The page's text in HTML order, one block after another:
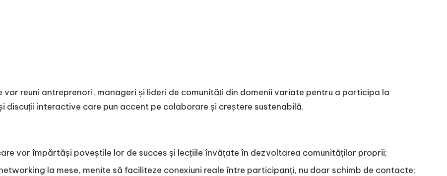
vor reuni antreprenori, manageri și lideri de comunități din domenii variate pentru a participa la
discuții interactive care pun accent pe colaborare și creștere sustenabilă.
vor împărtăși poveștile lor de succes și lecțiile învățate în dezvoltarea comunităților proprii;
la mese, menite să faciliteze conexiuni reale între participanți, nu doar schimb de contacte;